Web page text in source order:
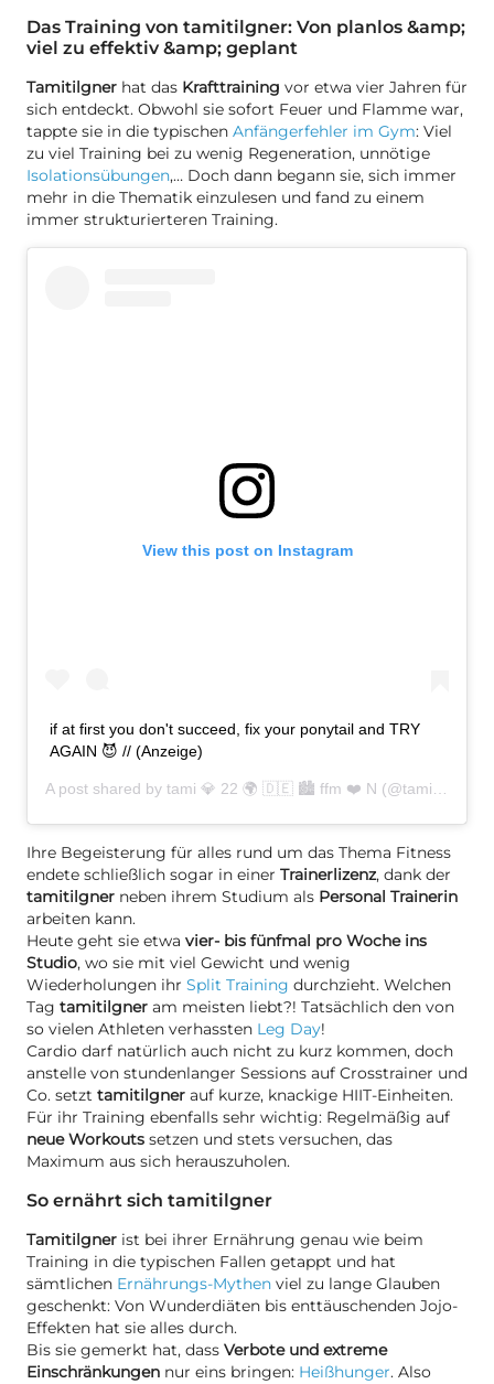
Das Training von tamitilgner: Von planlos &amp;
viel zu effektiv &amp; geplant
Tamitilgner hat das Krafttraining vor etwa vier Jahren für
sich entdeckt. Obwohl sie sofort Feuer und Flamme war,
tappte sie in die typischen Anfängerfehler im Gym: Viel
zu viel Training bei zu wenig Regeneration, unnötige
Isolationsübungen,… Doch dann begann sie, sich immer
mehr in die Thematik einzulesen und fand zu einem
immer strukturierteren Training.
View this post on Instagram
if at first you don't succeed, fix your ponytail and TRY
AGAIN 😈 // (Anzeige)
A post shared by tami 💎 22 🌍 🇩🇪 🏙 ffm ❤️ N (@tamitilgner) on
Ihre Begeisterung für alles rund um das Thema Fitness
endete schließlich sogar in einer Trainerlizenz, dank der
tamitilgner neben ihrem Studium als Personal Trainerin
arbeiten kann.
Heute geht sie etwa vier- bis fünfmal pro Woche ins
Studio, wo sie mit viel Gewicht und wenig
Wiederholungen ihr Split Training durchzieht. Welchen
Tag tamitilgner am meisten liebt?! Tatsächlich den von
so vielen Athleten verhassten Leg Day!
Cardio darf natürlich auch nicht zu kurz kommen, doch
anstelle von stundenlanger Sessions auf Crosstrainer und
Co. setzt tamitilgner auf kurze, knackige HIIT-Einheiten.
Für ihr Training ebenfalls sehr wichtig: Regelmäßig auf
neue Workouts setzen und stets versuchen, das
Maximum aus sich herauszuholen.
So ernährt sich tamitilgner
Tamitilgner ist bei ihrer Ernährung genau wie beim
Training in die typischen Fallen getappt und hat
sämtlichen Ernährungs-Mythen viel zu lange Glauben
geschenkt: Von Wunderdiäten bis enttäuschenden Jojo-
Effekten hat sie alles durch.
Bis sie gemerkt hat, dass Verbote und extreme
Einschränkungen nur eins bringen: Heißhunger. Also